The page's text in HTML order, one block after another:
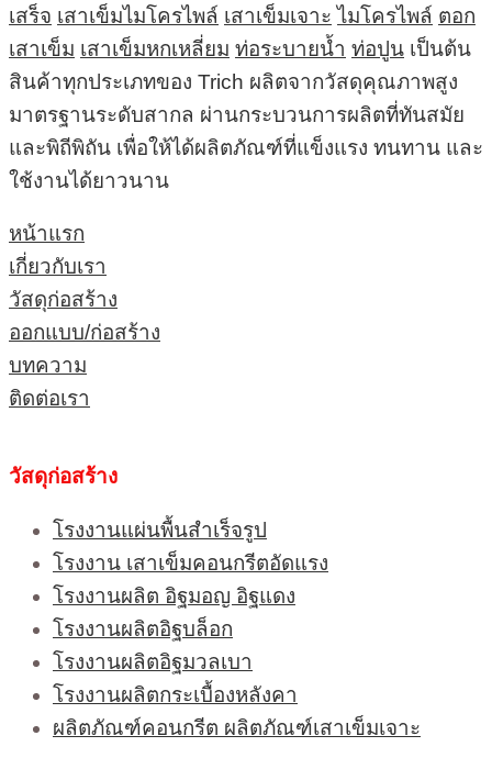
เสร็จ เสาเข็มไมโครไพล์ เสาเข็มเจาะ ไมโครไพล์ ตอก
เสาเข็ม เสาเข็มหกเหลี่ยม ท่อระบายน้ำ ท่อปูน เป็นต้น
สินค้าทุกประเภทของ Trich ผลิตจากวัสดุคุณภาพสูง
มาตรฐานระดับสากล ผ่านกระบวนการผลิตที่ทันสมัย
และพิถีพิถัน เพื่อให้ได้ผลิตภัณฑ์ที่แข็งแรง ทนทาน และ
ใช้งานได้ยาวนาน
หน้าแรก
เกี่ยวกับเรา
วัสดุก่อสร้าง
ออกแบบ/ก่อสร้าง
บทความ
ติดต่อเรา
วัสดุก่อสร้าง
โรงงานแผ่นพื้นสำเร็จรูป
โรงงาน เสาเข็มคอนกรีตอัดแรง
โรงงานผลิต อิฐมอญ อิฐแดง
โรงงานผลิตอิฐบล็อก
โรงงานผลิตอิฐมวลเบา
โรงงานผลิตกระเบื้องหลังคา
ผลิตภัณฑ์คอนกรีต ผลิตภัณฑ์เสาเข็มเจาะ